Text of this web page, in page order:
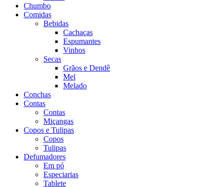
Chumbo
Comidas
Bebidas
Cachaças
Espumantes
Vinhos
Secas
Grãos e Dendê
Mel
Melado
Conchas
Contas
Contas
Miçangas
Copos e Tulipas
Copos
Tulipas
Defumadores
Em pó
Especiarias
Tablete